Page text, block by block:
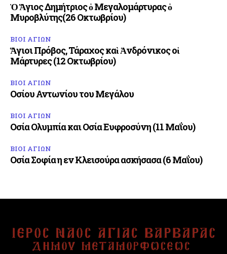
Ὁ Ἅγιος Δημήτριος ὁ Μεγαλομάρτυρας ὁ
Μυροβλύτης(26 Οκτωβρίου)
ΒΙΟΙ ΑΓΙΩΝ
Ἅγιοι Πρόβος, Τάραχος καὶ Ἀνδρόνικος οἱ
Μάρτυρες (12 Οκτωβρίου)
ΒΙΟΙ ΑΓΙΩΝ
Οσίου Αντωνίου του Μεγάλου
ΒΙΟΙ ΑΓΙΩΝ
Οσία Ολυμπία και Οσία Ευφροσύνη (11 Μαΐου)
ΒΙΟΙ ΑΓΙΩΝ
Οσία Σοφία η εν Κλεισούρα ασκήσασα (6 Μαΐου)